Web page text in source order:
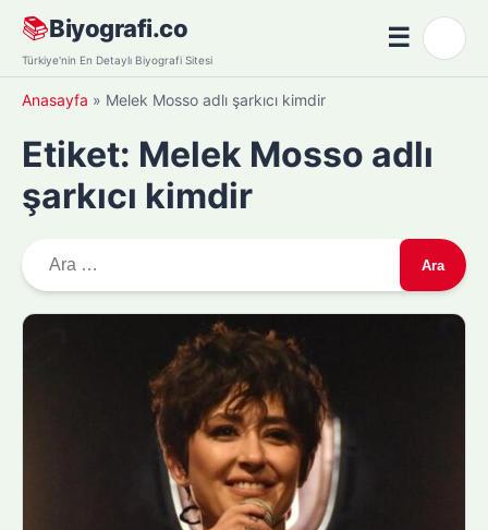
Skip
content
📚Biyografi.co
Türkiye'nin En Detaylı Biyografi Sitesi
☰Menü
Anasayfa » Melek Mosso adlı şarkıcı kimdir
Etiket: Melek Mosso adlı
şarkıcı kimdir
r